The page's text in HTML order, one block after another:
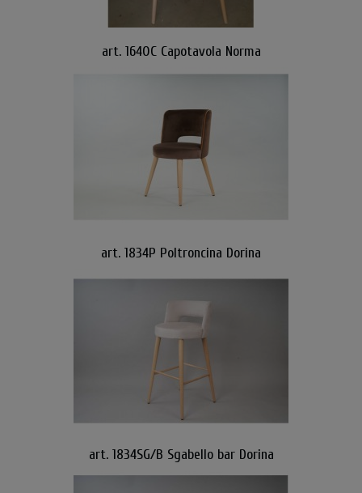
art. 1640C Capotavola Norma
art. 1834P Poltroncina Dorina
art. 1834SG/B Sgabello bar Dorina